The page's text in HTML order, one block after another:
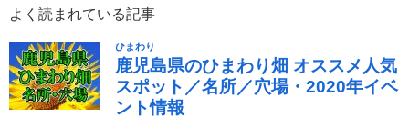
よく読まれている記事